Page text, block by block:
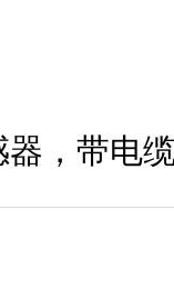
，带电